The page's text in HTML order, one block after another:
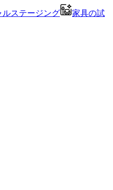
ステージング
家具の試